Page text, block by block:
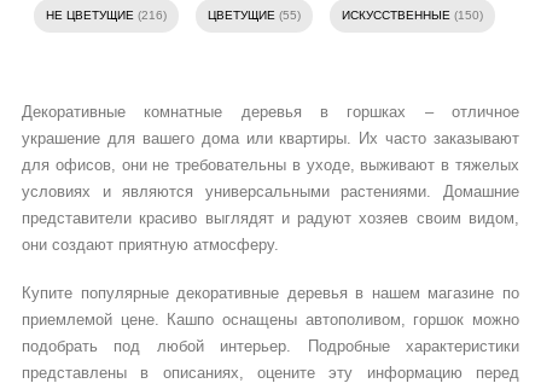
НЕ ЦВЕТУЩИЕ (216) ЦВЕТУЩИЕ (55) ИСКУССТВЕННЫЕ (150)
Декоративные комнатные деревья в горшках – отличное
украшение для вашего дома или квартиры. Их часто заказывают
для офисов, они не требовательны в уходе, выживают в тяжелых
условиях и являются универсальными растениями. Домашние
представители красиво выглядят и радуют хозяев своим видом,
они создают приятную атмосферу.
Купите популярные декоративные деревья в нашем магазине по
приемлемой цене. Кашпо оснащены автополивом, горшок можно
подобрать под любой интерьер. Подробные характеристики
представлены в описаниях, оцените эту информацию перед